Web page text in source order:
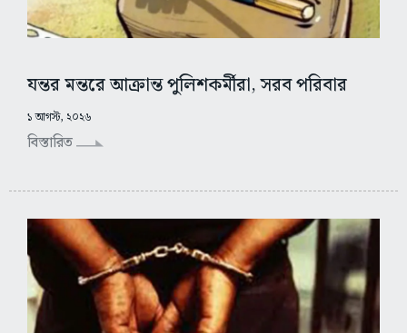
যন্তর মন্তরে আক্রান্ত পুলিশকর্মীরা, সরব পরিবার
১ আগস্ট, ২০২৬
বিস্তারিত